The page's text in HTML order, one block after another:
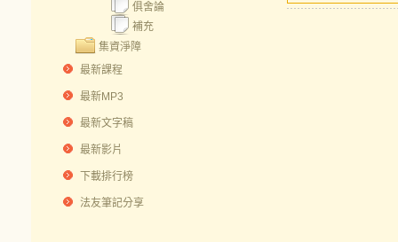
俱舍論
補充
集資淨障
最新課程
最新MP3
最新文字稿
最新影片
下載排行榜
法友筆記分享